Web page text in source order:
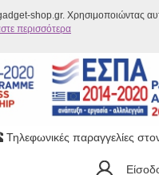
shop.gr. Χρησιμοποιώντας
περισσότερα
Τηλεφωνικές παραγγελίες